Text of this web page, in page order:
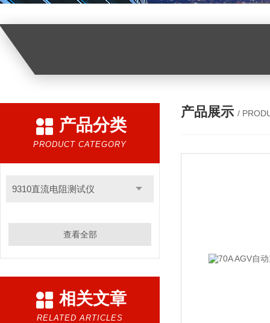
产品展示 /
产品分类
PRODUCT CATEGORY
9310直流电阻测试仪
查看全部
相关文章
RELATED ARTICLES